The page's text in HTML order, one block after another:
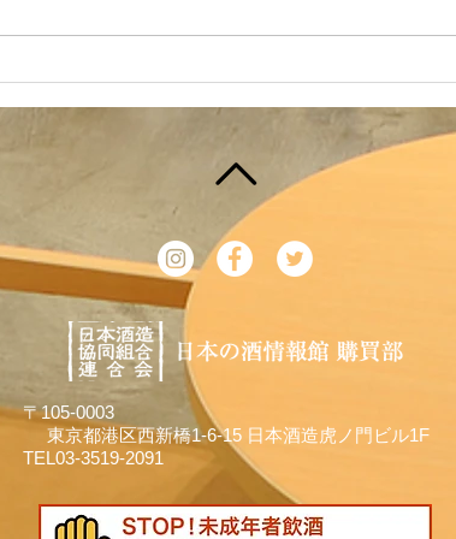
Instagramをはじめました！ 日
していこうと思いますので、ご興
〒105-0003
東京都港区西新橋1-6-15 日本酒造虎ノ門ビル1F
TEL03-3519-2091